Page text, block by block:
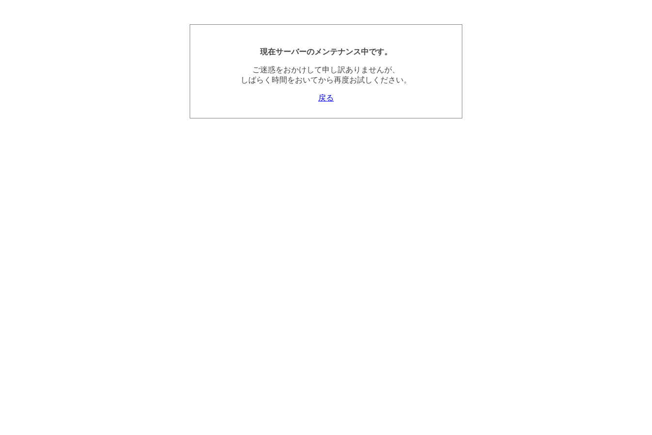
現在サーバーのメンテナンス中です。
ご迷惑をおかけして申し訳ありませんが、
しばらく時間をおいてから再度お試しください。
戻る